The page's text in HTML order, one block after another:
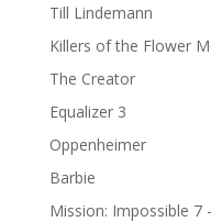
Till Lindemann
Killers of the Flower
The Creator
Equalizer 3
Oppenheimer
Barbie
Mission: Impossible 7